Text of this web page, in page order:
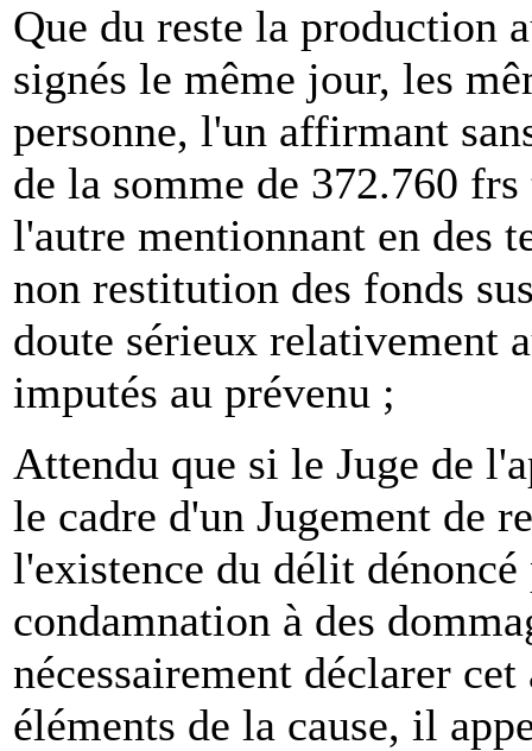
Que du reste la production
signés le même jour, les
personne, l'un affirmant
de la somme de 372.760
l'autre mentionnant en des
non restitution des fonds
doute sérieux relativement
imputés au prévenu ;
Attendu que si le Juge de
le cadre d'un Jugement de
l'existence du délit
condamnation à des
nécessairement déclarer
éléments de la cause, il